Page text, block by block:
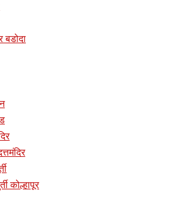
बडोदा
कोल्हापूर